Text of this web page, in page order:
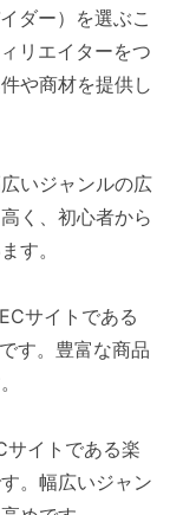
ダー）を選ぶこ
リエイターをつ
や商材を提供し
いジャンルの広
く、初心者から
す。
サイトである
す。豊富な商品
サイトである楽
。幅広いジャン